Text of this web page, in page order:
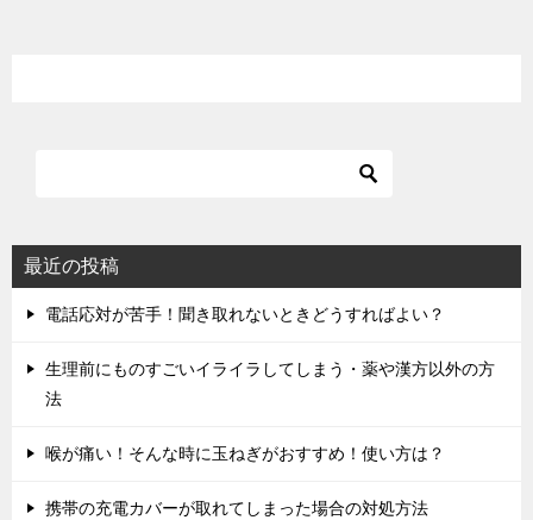
最近の投稿
電話応対が苦手！聞き取れないときどうすればよい？
生理前にものすごいイライラしてしまう・薬や漢方以外の方
法
喉が痛い！そんな時に玉ねぎがおすすめ！使い方は？
携帯の充電カバーが取れてしまった場合の対処方法